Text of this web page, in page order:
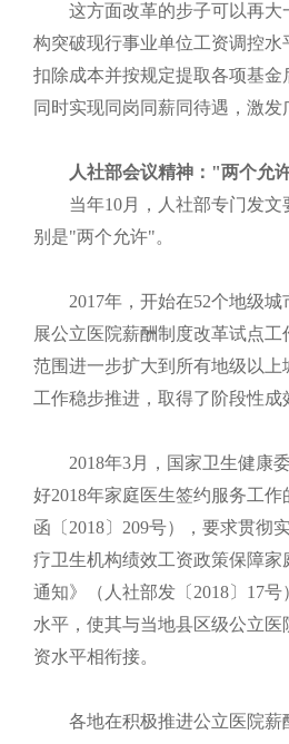
这方面改革的步子可以再
构突破现行事业单位工资调控水
扣除成本并按规定提取各项基金
同时实现同岗同薪同待遇，激发
人社部会议精神："两个允
当年10月，人社部专门发
别是"两个允许"。
2017年，开始在52个地级城
展公立医院薪酬制度改革试点工
范围进一步扩大到所有地级以上
工作稳步推进，取得了阶段性成
2018年3月，国家卫生健康
好2018年家庭医生签约服务工
函〔 2018〕 209号），要求贯彻
疗卫生机构绩效工资政策保障家
通知》（人社部发〔 2018〕 17号
水平，使其与当地县区级公立医
资水平相衔接。
各地在积极推进公立医院薪